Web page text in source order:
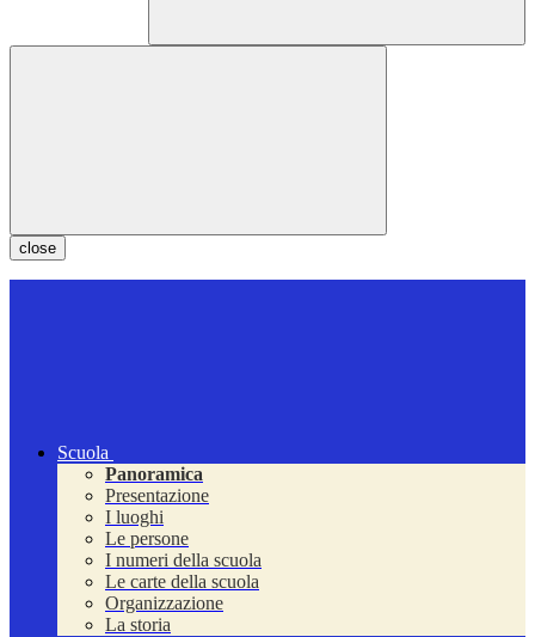
close
Scuola
Panoramica
Presentazione
I luoghi
Le persone
I numeri della scuola
Le carte della scuola
Organizzazione
La storia